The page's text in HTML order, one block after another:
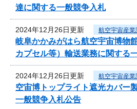
達に関する一般競争入札
2024年12月26日更新 航空宇宙産業
岐阜かかみがはら航空宇宙博物
カプセル等）輸送業務に関する
2024年12月26日更新 航空宇宙産業
空宙博トップライト遮光カバー
一般競争入札公告